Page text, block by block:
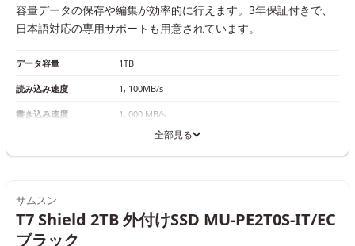
容量データの保存や編集が効率的に行えます。3年保証付きで、
日本語対応の専用サポートも用意されています。
データ容量 1TB
読み込み速度 1, 100MB/s
書き込み速度 1, 000 MB/s
全部見る
サムスン
T7 Shield 2TB 外付けSSD MU-PE2T0S-IT/EC
ブラック